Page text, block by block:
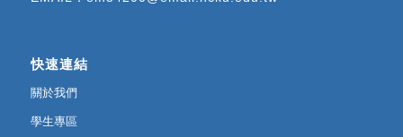
快速連結
關於我們
學生專區